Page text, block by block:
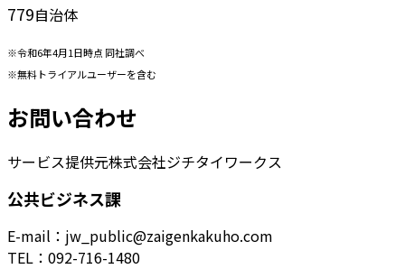
779自治体
※令和6年4月1日時点 同社調べ
※無料トライアルユーザーを含む
お問い合わせ
サービス提供元株式会社ジチタイワークス
公共ビジネス課
E-mail：jw_public@zaigenkakuho.com
TEL：092-716-1480